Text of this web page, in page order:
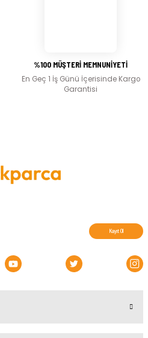
%100 MÜŞTERİ MEMNUNİYETİ
En Geç 1 İş Günü İçerisinde Kargo
Garantisi
Kayıt Ol